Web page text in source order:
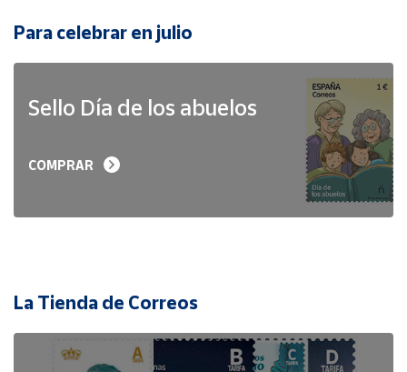
Para celebrar en julio
Sello Día de los abuelos
COMPRAR
La Tienda de Correos